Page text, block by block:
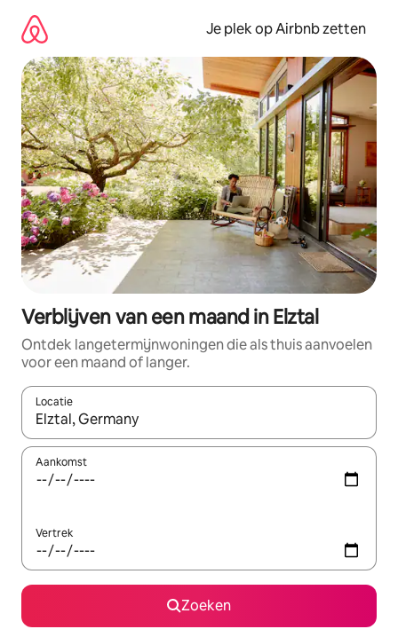
direct
naar
inhoud
Je plek op Airbnb zetten
Verblijven van een maand in Elztal
Ontdek langetermijnwoningen die als thuis aanvoelen
voor een maand of langer.
Locatie
Wanneer er resultaten beschikbaar zijn, maak je een keuze
Aankomst
Vertrek
Zoeken